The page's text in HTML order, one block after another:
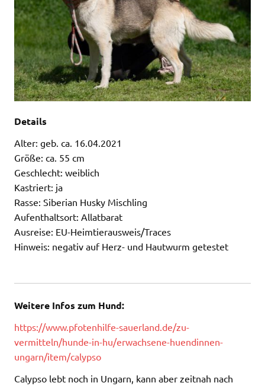
Details
Alter: geb. ca. 16.04.2021
Größe: ca. 55 cm
Geschlecht: weiblich
Kastriert: ja
Rasse: Siberian Husky Mischling
Aufenthaltsort: Allatbarat
Ausreise: EU-Heimtierausweis/Traces
Hinweis: negativ auf Herz- und Hautwurm getestet
Weitere Infos zum Hund:
https://www.pfotenhilfe-sauerland.de/zu-
vermitteln/hunde-in-hu/erwachsene-huendinnen-
ungarn/item/calypso
Calypso lebt noch in Ungarn, kann aber zeitnah nach